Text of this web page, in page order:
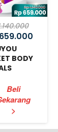
BODY
Beli
>